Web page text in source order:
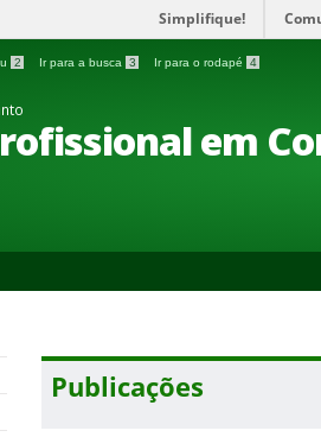
Simplifique!
2 Ir para a busca 3 Ir para o rodapé 4
em
Publicações